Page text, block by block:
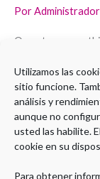
Utilizamos las
sitio funcione.
análisis y
aunque no
usted las habilite.
cookie en su
Para obtener
Por
Open to access
2.8.
Leer más »
1